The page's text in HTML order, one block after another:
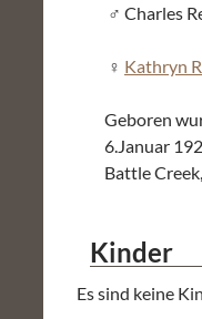
Charles
Kathryn
Geboren
6.Januar
Battle
Kinder
Es sind keine